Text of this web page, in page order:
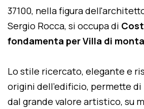
37100, nella figura
Sergio Rocca, si occupa di
fondamenta per Villa di
Lo stile ricercato, elegante e
origini dell'edificio, permette di
dal grande valore artistico, su